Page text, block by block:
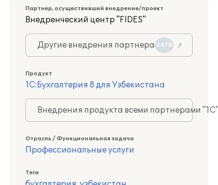
Партнер, осуществивший внедрение/проект
Внедренческий центр "FIDES"
Другие внедрения партнера 2478
Продукт
1С:Бухгалтерия 8 для Узбекистана
Внедрения продукта всеми партнерами
Отрасль / Функциональная задача
Профессиональные услуги
Теги